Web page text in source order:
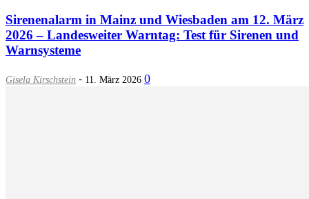
Sirenenalarm in Mainz und Wiesbaden am 12. März
2026 – Landesweiter Warntag: Test für Sirenen und
Warnsysteme
Gisela Kirschstein - 11. März 2026 0